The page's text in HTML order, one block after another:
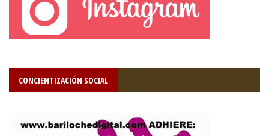
CONCIENTIZACIÓN SOCIAL